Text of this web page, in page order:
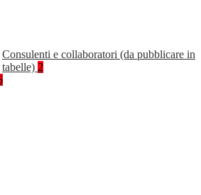
Consulenti e collaboratori (da pubblicare in
tabelle) 2